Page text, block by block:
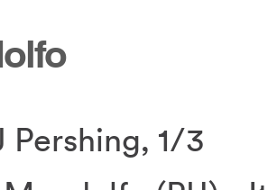
Pershing, 1/3